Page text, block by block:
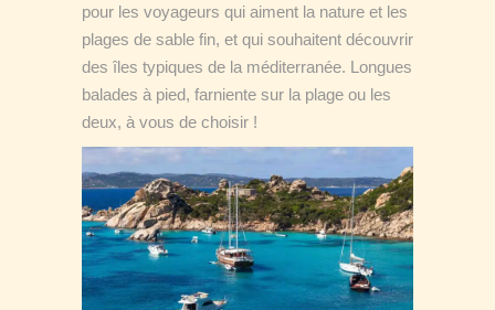
pour les voyageurs qui aiment la nature et les
plages de sable fin, et qui souhaitent découvrir
des îles typiques de la méditerranée. Longues
balades à pied, farniente sur la plage ou les
deux, à vous de choisir !